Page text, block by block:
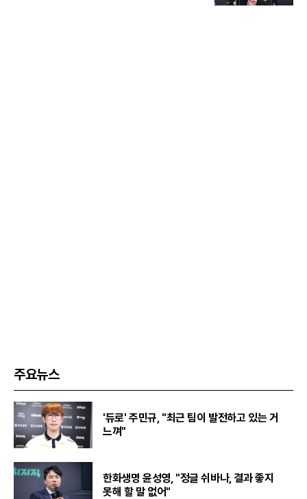
주요뉴스
'듀로' 주민규, "최근 팀이 발전하고 있는 거
느껴"
한화생명 윤성영, "정글 쉬바나, 결과 좋지
못해 할 말 없어"